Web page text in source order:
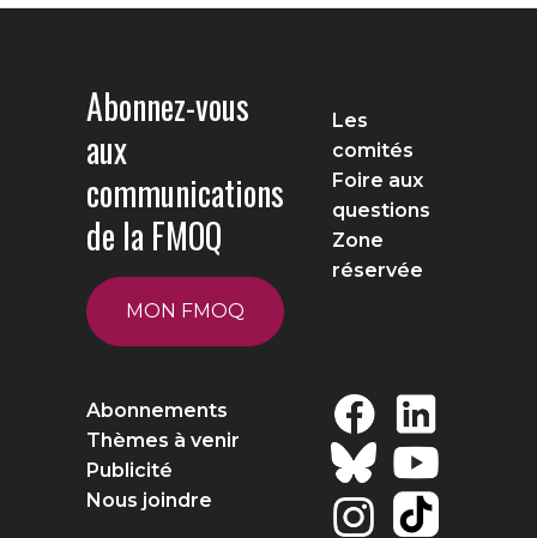
Abonnez-vous
aux
communications
de la FMOQ
MON FMOQ
Les
comités
Foire aux
questions
Zone
réservée
Abonnements
Thèmes à venir
Publicité
Nous joindre